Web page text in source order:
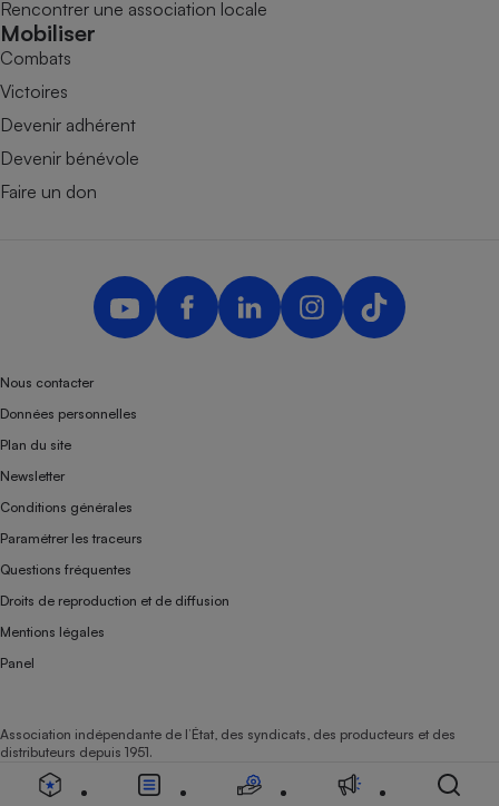
Rencontrer une association locale
Mobiliser
Combats
Victoires
Devenir adhérent
Devenir bénévole
Faire un don
Nous contacter
Données personnelles
Plan du site
Newsletter
Conditions générales
Paramétrer les traceurs
Questions fréquentes
Droits de reproduction et de diffusion
Mentions légales
Panel
Association indépendante de l’État, des syndicats, des producteurs et des
distributeurs depuis 1951.